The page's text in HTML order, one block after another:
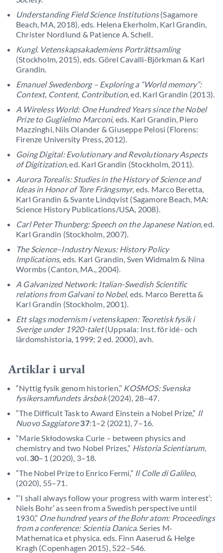
Understanding Field Science Institutions(Sagamore
Beach, MA, 2018), eds. Helena Ekerholm, Karl Grandin,
Christer Nordlund & Patience A. Schell.
Kungl. Vetenskapsakademiens Porträttsamling
(Stockholm, 2015), eds. Görel Cavalli-Björkman & Karl
Grandin.
Emanuel Swedenborg – Exploring a “World memory”:
Context, Content, Contribution, ed. Karl Grandin (2013).
A Wireless World: One Hundred Years since the Nobel
Prize to Guglielmo Marconi, eds. Karl Grandin, Piero
Mazzinghi, Nils Olander & Giuseppe Pelosi (Florens:
Firenze University Press, 2012).
Going Digital: Evolutionary and Revolutionary Aspects
of Digitization, ed. Karl Grandin (Stockholm, 2011).
Aurora Torealis: Studies in the History of Science and
Ideas in Honor of Tore Frängsmyr, eds. Marco Beretta,
Karl Grandin & Svante Lindqvist (Sagamore Beach, MA:
Science History Publications/USA, 2008).
Carl Peter Thunberg: Speech on the Japanese Nation, ed.
Karl Grandin (Stockholm, 2007).
The Science–Industry Nexus: History Policy
Implications, eds. Karl Grandin, Sven Widmalm & Nina
Wormbs (Canton, MA., 2004).
A Galvanized Network: Italian-Swedish Scientific
relations from Galvani to Nobel, eds. Marco Beretta &
Karl Grandin (Stockholm, 2001).
Ett slags modernism i vetenskapen: Teoretisk fysik i
Sverige under 1920-talet(Uppsala: Inst. för idé- och
lärdomshistoria, 1999; 2 ed. 2000), avh.
Artiklar i urval
“Nyttig fysik genom historien,” KOSMOS: Svenska
fysikersamfundets årsbok(2024), 28–47.
“The Difficult Task to Award Einstein a Nobel Prize,” Il
Nuovo Saggiatore37:1–2 (2021), 7–16.
“Marie Skłodowska Curie – between physics and
chemistry and two Nobel Prizes,” Historia Scientiarum,
vol. 30–1 (2020), 3–18.
“The Nobel Prize to Enrico Fermi,” Il Colle di Galileo,
(2020), 55–71.
“‘I shall always follow your progress with warm interest’:
Niels Bohr’ as seen from a Swedish perspective until
1930,” One hundred years of the Bohr atom: Proceedings
from a conference: Scientia Danica. Series M·
Mathematica et physica. eds. Finn Aaserud & Helge
Kragh (Copenhagen 2015), 522–546.